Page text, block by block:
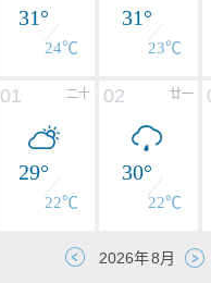
31°
24℃
31°
23℃
二十
01
29°
22℃
廿一
02
30°
22℃